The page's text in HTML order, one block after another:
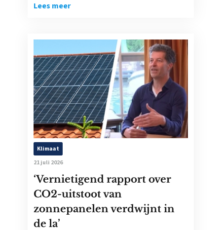
Lees meer
Klimaat
21 juli 2026
‘Vernietigend rapport over
CO2-uitstoot van
zonnepanelen verdwijnt in
de la’